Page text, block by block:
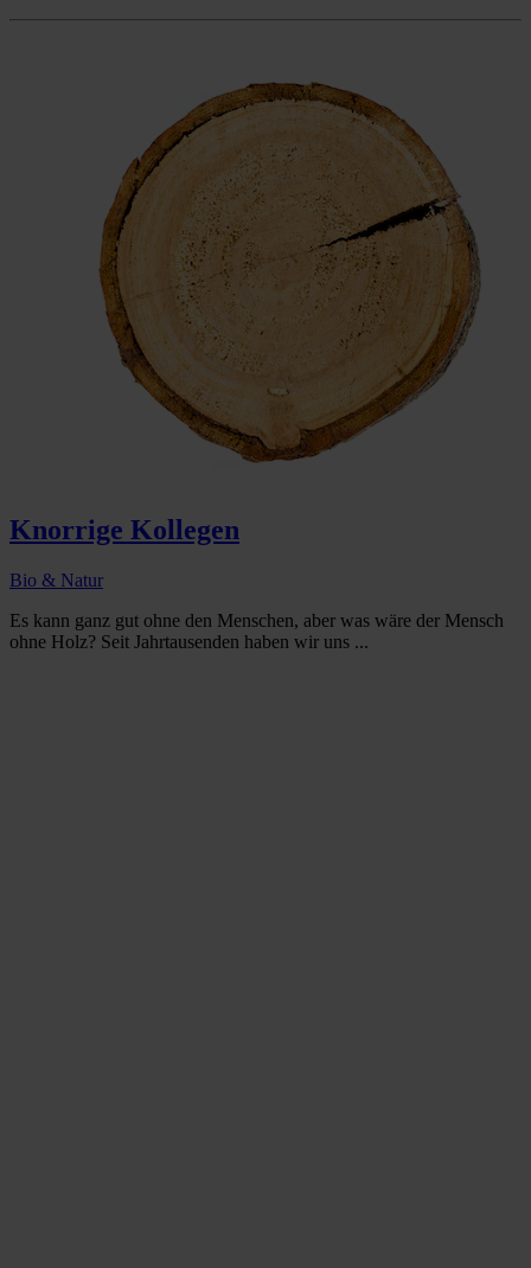
Knorrige Kollegen
Bio & Natur
Es kann ganz gut ohne den Menschen, aber was wäre der Mensch
ohne Holz? Seit Jahrtausenden haben wir uns ...